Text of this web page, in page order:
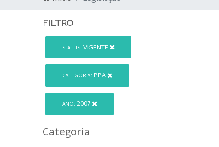
FILTRO
STATUS: VIGENTE
CATEGORIA: PPA
ANO: 2007
Categoria